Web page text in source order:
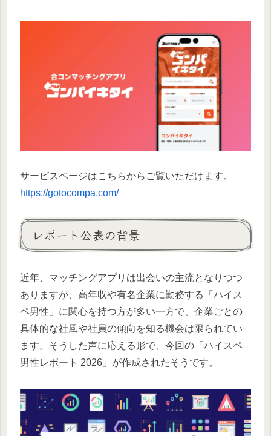
サービスページはこちらからご覧いただけます。
https://gotocompa.com/
レポート公表の背景
近年、マッチングアプリは出会いの主流となりつつ
ありますが、高年収や有名企業に勤務する「ハイス
ペ男性」に関心を持つ方が多い一方で、企業ごとの
具体的な社風や社員の傾向を知る機会は限られてい
ます。そうした声に応える形で、今回の「ハイスペ
男性レポート 2026」が作成されたそうです。